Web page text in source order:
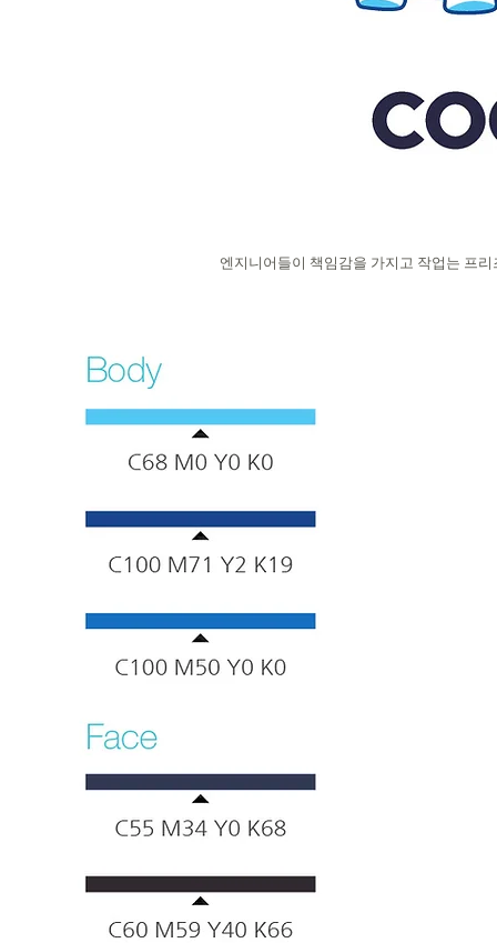
엔지니어들이 책임감을 가지고 작업는 프